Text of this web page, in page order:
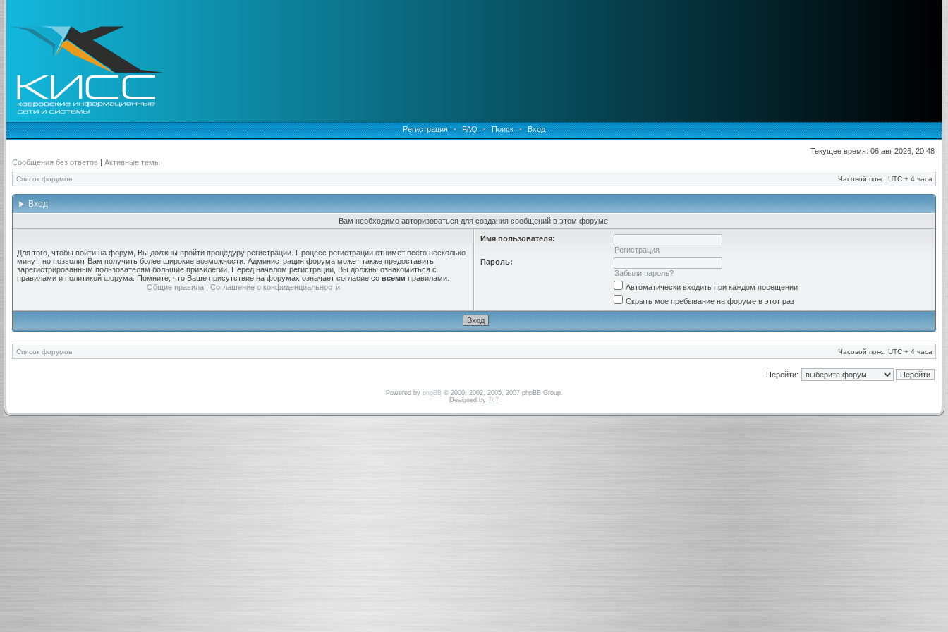
Регистрация • FAQ • Поиск • Вход
Текущее время: 06 авг 2026, 20:48
Сообщения без ответов | Активные темы
Список форумов Часовой пояс: UTC + 4 часа
Вход
Вам необходимо авторизоваться для создания сообщений в этом форуме.
Для того, чтобы войти на форум, Вы должны пройти процедуру регистрации. Процесс регистрации отнимет всего несколько
минут, но позволит Вам получить более широкие возможности. Администрация форума может также предоставить
зарегистрированным пользователям большие привилегии. Перед началом регистрации, Вы должны ознакомиться с
правилами и политикой форума. Помните, что Ваше присутствие на форумах означает согласие со всеми правилами.
Общие правила | Соглашение о конфиденциальности
Имя пользователя:
Регистрация
Пароль:
Забыли пароль?
Автоматически входить при каждом посещении
Скрыть мое пребывание на форуме в этот раз
Список форумов Часовой пояс: UTC + 4 часа
Перейти:
Powered by phpBB© 2000, 2002, 2005, 2007 phpBB Group.
Designed by 747